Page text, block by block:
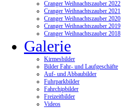
Cranger Weihnachtszauber 2022
Cranger Weihnachtszauber 2021
Cranger Weihnachtszauber 2020
Cranger Weihnachtszauber 2019
Cranger Weihnachtszauber 2018
Galerie
Kirmesbilder
Bilder Fahr- und Laufgeschäfte
Auf- und Abbaubilder
Fuhrparkbilder
Fahrchipbilder
Freizeitbilder
Videos